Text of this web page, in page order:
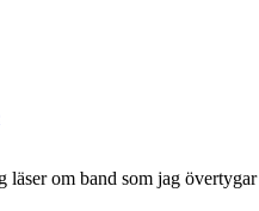
läser om band som jag